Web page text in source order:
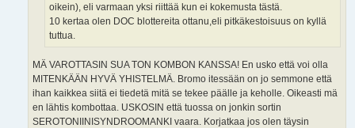
oikein), eli varmaan yksi riittää kun ei kokemusta tästä.
10 kertaa olen DOC blottereita ottanu,eli pitkäkestoisuus on kyllä
tuttua.
MÄ VAROTTASIN SUA TON KOMBON KANSSA! En usko että voi olla
MITENKÄÄN HYVÄ YHISTELMÄ. Bromo itessään on jo semmone että
ihan kaikkea siitä ei tiedetä mitä se tekee päälle ja keholle. Oikeasti mä
en lähtis kombottaa. USKOSIN että tuossa on jonkin sortin
SEROTONIINISYNDROOMANKI vaara. Korjatkaa jos olen täysin